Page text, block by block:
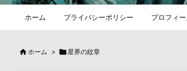
ホーム プライバシーポリシー プロフィ
 ホーム > 星界の紋章